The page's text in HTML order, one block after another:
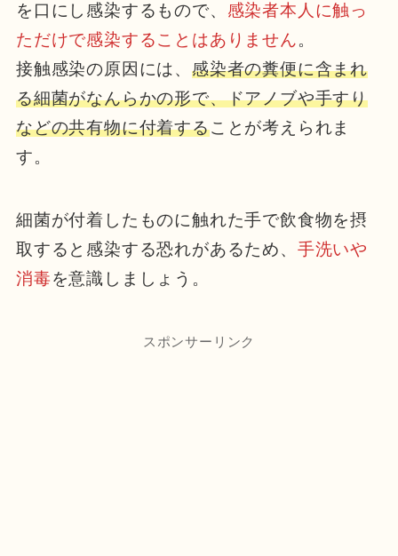
を口にし感染するもので、 感染者本人に触っ
ただけで感染することはありません。
接触感染の原因には、 感染者の糞便に含まれ
る細菌がなんらかの形で、ドアノブや手すり
などの共有物に付着することが考えられま
す。
細菌が付着したものに触れた手で飲食物を摂
取すると感染する恐れがあるため、 手洗いや
消毒を意識しましょう。
スポンサーリンク